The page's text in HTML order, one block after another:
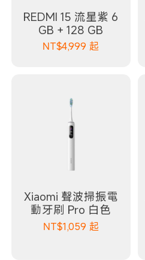
REDMI 15 流星紫 6
GB + 128 GB
NT$4,999 起
Xiaomi 聲波掃振電
動牙刷 Pro 白色
NT$1,059 起